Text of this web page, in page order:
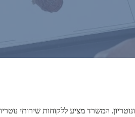
המשרד מציע ללקוחות שירותי